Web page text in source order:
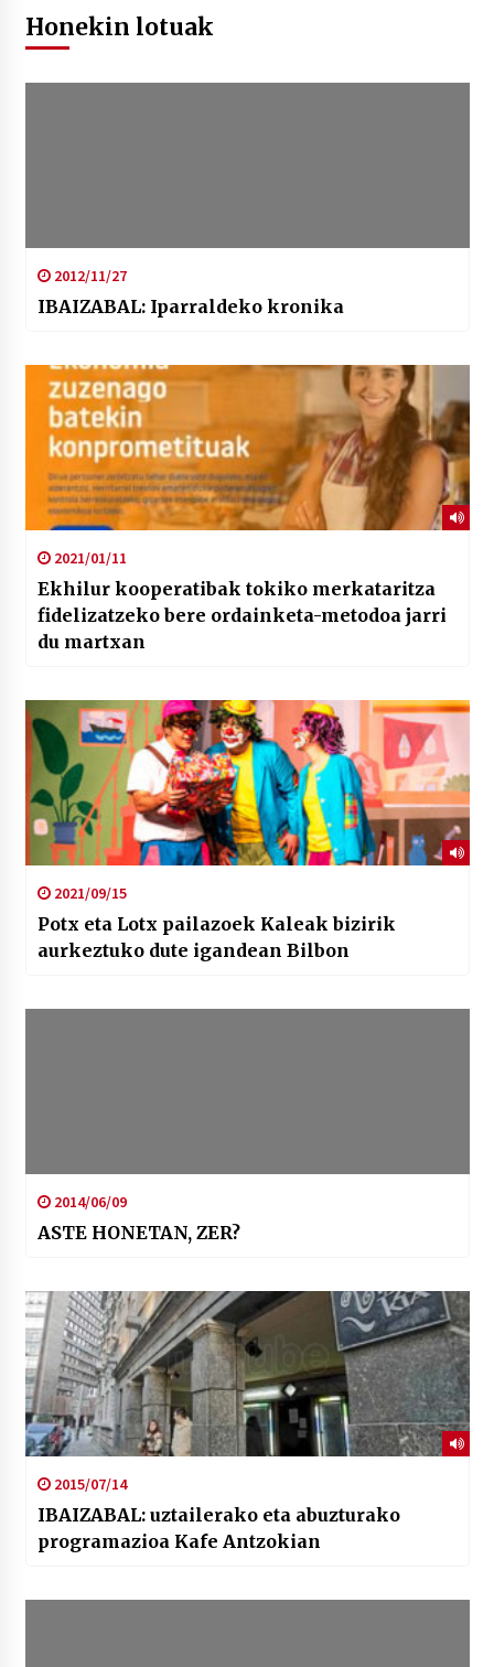
Honekin lotuak
2012/11/27
IBAIZABAL: Iparraldeko kronika
2021/01/11
Ekhilur kooperatibak tokiko merkataritza
fidelizatzeko bere ordainketa-metodoa jarri
du martxan
2021/09/15
Potx eta Lotx pailazoek Kaleak bizirik
aurkeztuko dute igandean Bilbon
2014/06/09
ASTE HONETAN, ZER?
2015/07/14
IBAIZABAL: uztailerako eta abuzturako
programazioa Kafe Antzokian